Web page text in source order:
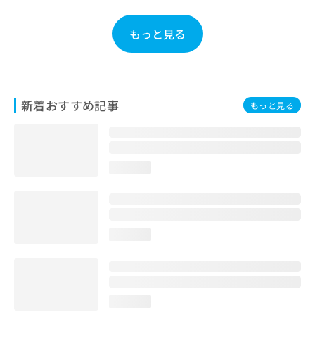
もっと見る
新着おすすめ記事 もっと見る
こ